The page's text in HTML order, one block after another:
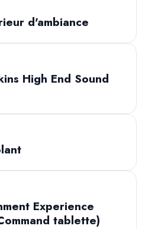
d'ambiance
High End Sound
Experience
tablette)